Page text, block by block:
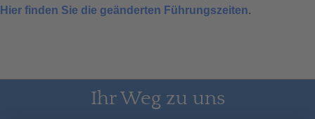
Hier finden Sie die geänderten Führungszeiten.
Ihr Weg zu uns